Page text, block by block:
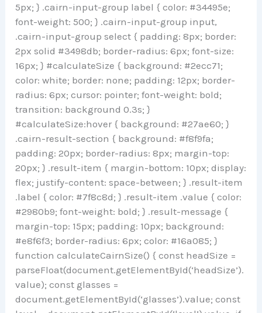
5px; } .cairn-input-group label { color: #34495e;
font-weight: 500; } .cairn-input-group input,
.cairn-input-group select { padding: 8px; border:
2px solid #3498db; border-radius: 6px; font-size:
16px; } #calculateSize { background: #2ecc71;
color: white; border: none; padding: 12px; border-
radius: 6px; cursor: pointer; font-weight: bold;
transition: background 0.3s; }
#calculateSize:hover { background: #27ae60; }
.cairn-result-section { background: #f8f9fa;
padding: 20px; border-radius: 8px; margin-top:
20px; } .result-item { margin-bottom: 10px; display:
flex; justify-content: space-between; } .result-item
.label { color: #7f8c8d; } .result-item .value { color:
#2980b9; font-weight: bold; } .result-message {
margin-top: 15px; padding: 10px; background:
#e8f6f3; border-radius: 6px; color: #16a085; }
function calculateCairnSize() { const headSize =
parseFloat(document.getElementById(‘headSize’).
value); const glasses =
document.getElementById(‘glasses’).value; const